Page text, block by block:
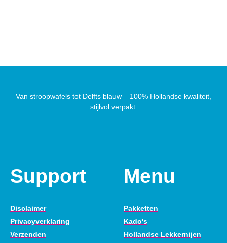
Van stroopwafels tot Delfts blauw – 100% Hollandse kwaliteit,
stijlvol verpakt.
Support
Disclaimer
Privacyverklaring
Verzenden
Menu
Pakketten
Kado's
Hollandse Lekkernijen